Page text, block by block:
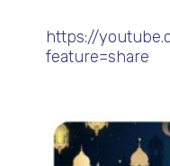
https://
feature=share